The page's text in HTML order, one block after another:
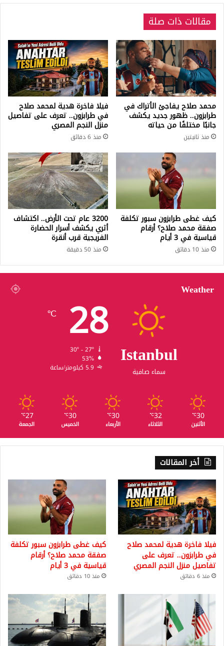
مقالات ذات صلة
محمد صلاح يفاجئ الأتراك في
طرابزون.. ظهور جديد يكشف
جانبًا مختلفًا من حياته
منذ ثانيتين
فيلا فاخرة هدية لمحمد صلاح
في طرابزون.. تعرف على تفاصيل
منزل النجم المصري
منذ 6 دقائق
كيف غطى طرابزون سبور تكلفة
صفقة محمد صلاح؟ أرقام
قياسية في 3 أيام
منذ 10 دقائق
3200 عام تحت الأرض.. اكتشاف
أثري يكشف أسرار الحضارة
الفريجية قرب أنقرة
منذ 50 دقيقة
Weather
Istanbul
سماء صافية
28
℃
30º - 27º
53%
5.9 كيلومتر/ساعة
30
℃
الأثنين
32
℃
الثلاثاء
30
℃
الأربعاء
30
℃
الخميس
27
℃
الجمعة
أخر المقالات
فيلا فاخرة هدية لمحمد صلاح
في طرابزون.. تعرف على
تفاصيل منزل النجم المصري
منذ 6 دقائق
كيف غطى طرابزون سبور تكلفة
صفقة محمد صلاح؟ أرقام
قياسية في 3 أيام
منذ 10 دقائق